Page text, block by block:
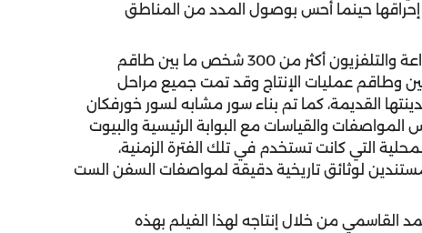
حينما أحس بوصول المدد من المناطق
شارك في هذا الفيلم الذي أنتجته هيئة الشارقة للإذاعة والتلفزيون أكثر من 300 شخص ما بين طاقم
وطاقم عمليات الإنتاج وقد تمت جميع مراحل
القديمة، كما تم بناء سور مشابه لسور خورفكان
المواصفات والقياسات مع البوابة الرئيسية والبيوت
التي كانت تستخدم في تلك الفترة الزمنية،
مستندين لوثائق تاريخية دقيقة لمواصفات السفن الست
من خلال إنتاجه لهذا الفيلم بهذه